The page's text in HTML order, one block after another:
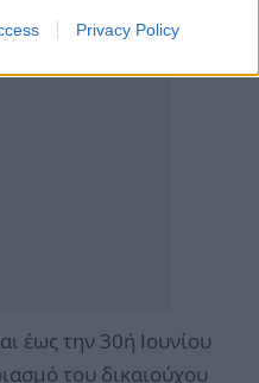
Privacy Policy
έως την 30ή Ιουνίου
του δικαιούχου